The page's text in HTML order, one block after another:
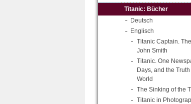
Titanic: Bücher
Deutsch
Englisch
Titanic Captain.
John Smith
Titanic. One
Days, and the
World
The Sinking of the
Titanic in